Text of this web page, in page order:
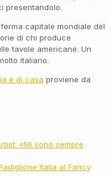
presentandolo.
capitale mondiale del
di chi produce
tavole americane. Un
italiano.
è di casa proviene da
«Mi sono sempre
Italia al Fancy